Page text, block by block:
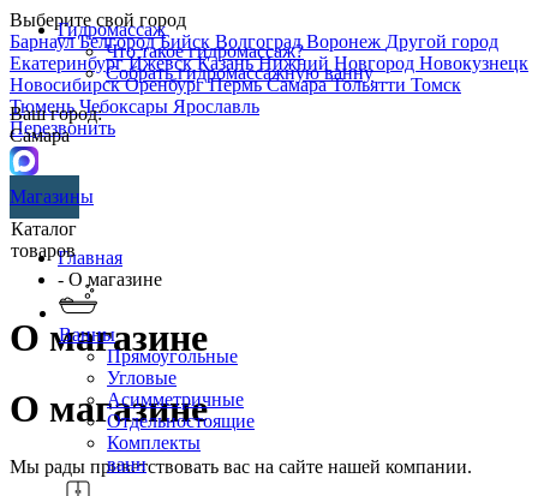
Выберите свой город
БарнаулБелгородБийск ВолгоградВоронеж Другой город
ЕкатеринбургИжевскКазаньНижний Новгород Новокузнецк
НовосибирскОренбургПермьСамараТольятти Томск
ТюменьЧебоксары Ярославль
Перезвонить
Гидромассаж
Что такое гидромассаж?
Собрать гидромассажную ванну
Ваш город:
Самара
Магазины
Каталог
товаров
Ванны
Прямоугольные
Угловые
Асимметричные
Отдельностоящие
Комплекты
ванн
Главная
- О магазине
О магазине
О магазине
Мы рады приветствовать вас на сайте нашей компании.